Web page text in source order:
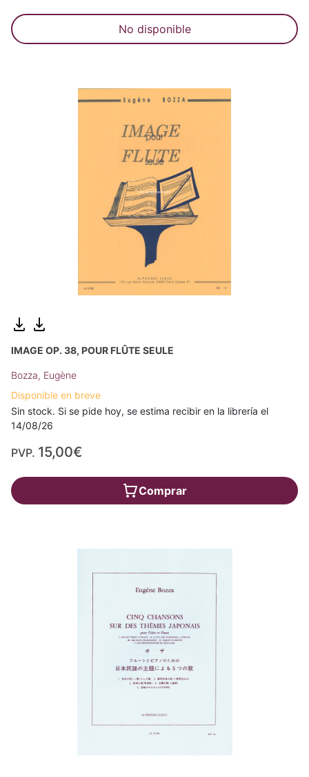
No disponible
IMAGE OP. 38, POUR FLÛTE SEULE
Bozza, Eugène
Disponible en breve
Sin stock. Si se pide hoy, se estima recibir en la librería el
14/08/26
PVP. 15,00€
Comprar